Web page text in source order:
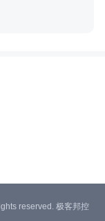
reserved. 极客邦控